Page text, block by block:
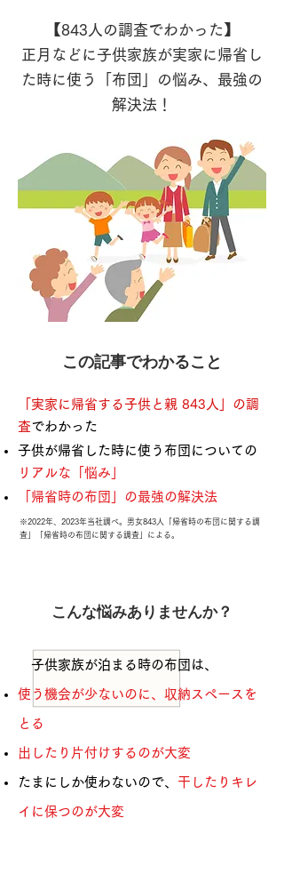
【843人の調査でわかった】
正月などに子供家族が実家に帰省し
た時に使う「布団」の悩み、最強の
解決法！
この記事でわかること
「実家に帰省する子供と親 843人」の調
査でわかった
子供が帰省した時に使う布団についての
リアルな「悩み」
「帰省時の布団」の最強の解決法
※2022年、2023年当社調べ。男女843人「帰省時の布団に関する調
査」「帰省時の布団に関する調査」による。
こんな悩みありませんか？
子供家族が泊まる時の布団は、
使う機会が少ないのに、収納スペースを
とる
出したり片付けするのが大変
たまにしか使わないので、 干したりキレ
イに保つのが大変